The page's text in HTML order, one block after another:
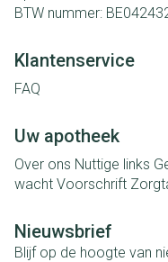
BTW nummer:
Klantenservice
FAQ
Uw apotheek
Over ons Nuttige links
wacht Voorschrift
Nieuwsbrief
Blijf op de hoogte van